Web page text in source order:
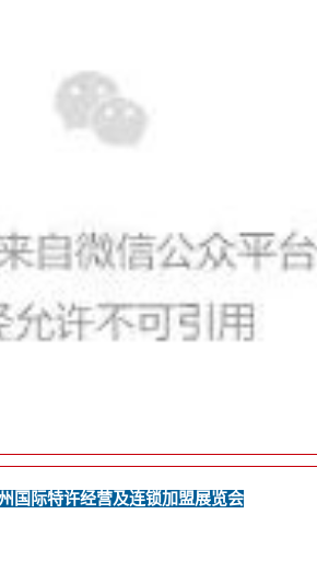
国际特许经营及连锁加盟展览会